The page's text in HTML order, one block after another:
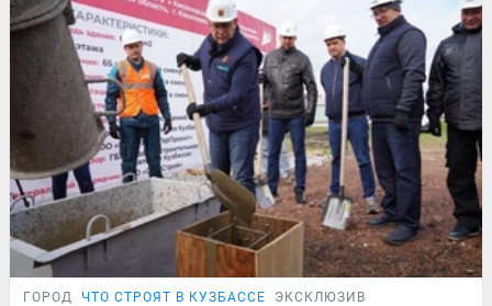
ГОРОД ЧТО СТРОЯТ В КУЗБАССЕ ЭКСКЛЮЗИВ